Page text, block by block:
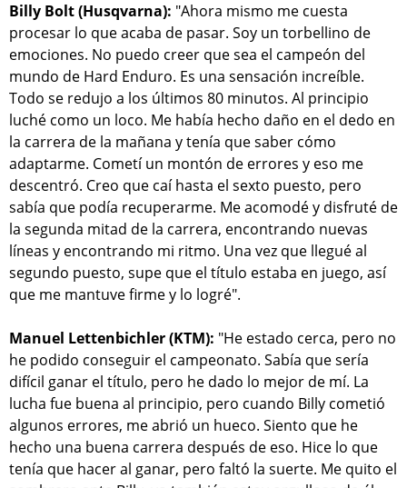
Billy Bolt (Husqvarna): "Ahora mismo me cuesta
procesar lo que acaba de pasar. Soy un torbellino de
emociones. No puedo creer que sea el campeón del
mundo de Hard Enduro. Es una sensación increíble.
Todo se redujo a los últimos 80 minutos. Al principio
luché como un loco. Me había hecho daño en el dedo en
la carrera de la mañana y tenía que saber cómo
adaptarme. Cometí un montón de errores y eso me
descentró. Creo que caí hasta el sexto puesto, pero
sabía que podía recuperarme. Me acomodé y disfruté de
la segunda mitad de la carrera, encontrando nuevas
líneas y encontrando mi ritmo. Una vez que llegué al
segundo puesto, supe que el título estaba en juego, así
que me mantuve firme y lo logré".
Manuel Lettenbichler (KTM): "He estado cerca, pero no
he podido conseguir el campeonato. Sabía que sería
difícil ganar el título, pero he dado lo mejor de mí. La
lucha fue buena al principio, pero cuando Billy cometió
algunos errores, me abrió un hueco. Siento que he
hecho una buena carrera después de eso. Hice lo que
tenía que hacer al ganar, pero faltó la suerte. Me quito el